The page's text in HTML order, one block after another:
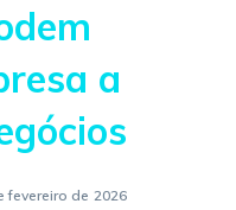
a
fevereiro de 2026